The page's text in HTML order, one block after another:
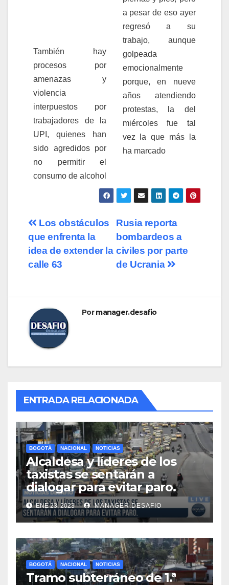
También hay
procesos por
amenazas y
violencia
interpuestos por
trabajadores de la
UPI, quienes han
sido agredidos por
no permitir el
consumo de alcohol
a pesar de eso ayer
regresó a su
trabajo, aunque
golpeada
emocionalmente
porque, en nueve
años atendiendo
protestas, la del
miércoles fue tal
vez la que más la
ha marcado
Rusia reporta
bombardeos a
civiles por parte
de Ucrania
Los obstáculos
que enfrenta la
idea de extender la
calle 63
Pormanager.desafio
ENTRADA RELACIONADA
BOGOTÁ NACIONAL NOTICIAS
Alcaldesa y líderes de los
taxistas se sentarán a
dialogar para evitar paro.
ENE 23, 2023 MANAGER.DESAFIO
BOGOTÁ NACIONAL NOTICIAS
Tramo subterráneo de 1.ª